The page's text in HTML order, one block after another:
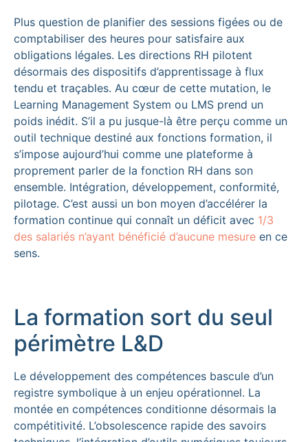
Plus question de planifier des sessions figées ou de
comptabiliser des heures pour satisfaire aux
obligations légales. Les directions RH pilotent
désormais des dispositifs d’apprentissage à flux
tendu et traçables. Au cœur de cette mutation, le
Learning Management System ou LMS prend un
poids inédit. S’il a pu jusque-là être perçu comme un
outil technique destiné aux fonctions formation, il
s’impose aujourd’hui comme une plateforme à
proprement parler de la fonction RH dans son
ensemble. Intégration, développement, conformité,
pilotage. C’est aussi un bon moyen d’accélérer la
formation continue qui connaît un déficit avec 1/3
des salariés n’ayant bénéficié d’aucune mesure en ce
sens.
La formation sort du seul
périmètre L&D
Le développement des compétences bascule d’un
registre symbolique à un enjeu opérationnel. La
montée en compétences conditionne désormais la
compétitivité. L’obsolescence rapide des savoirs